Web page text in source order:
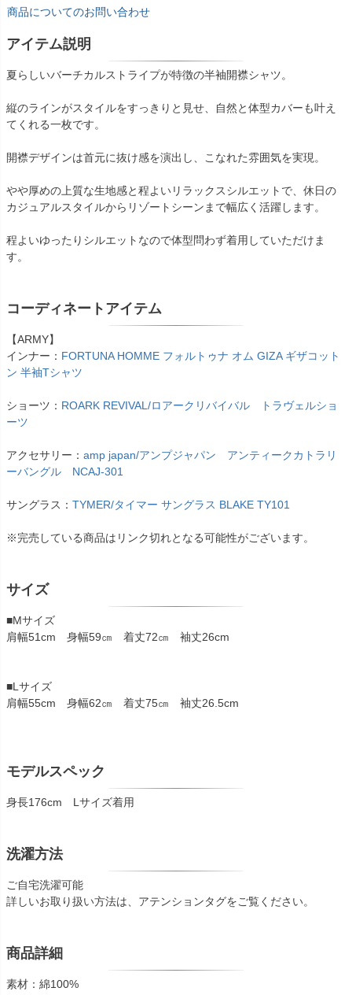
商品についてのお問い合わせ
アイテム説明
夏らしいバーチカルストライプが特徴の半袖開襟シャツ。
縦のラインがスタイルをすっきりと見せ、自然と体型カバーも叶え
てくれる一枚です。
開襟デザインは首元に抜け感を演出し、こなれた雰囲気を実現。
やや厚めの上質な生地感と程よいリラックスシルエットで、休日の
カジュアルスタイルからリゾートシーンまで幅広く活躍します。
程よいゆったりシルエットなので体型問わず着用していただけま
す。
コーディネートアイテム
【ARMY】
インナー： FORTUNA HOMME フォルトゥナ オム GIZA ギザコット
ン 半袖Tシャツ
ショーツ： ROARK REVIVAL/ロアークリバイバル トラヴェルショ
ーツ
アクセサリー： amp japan/アンプジャパン アンティークカトラリ
ーバングル NCAJ-301
サングラス： TYMER/タイマー サングラス BLAKE TY101
※完売している商品はリンク切れとなる可能性がございます。
サイズ
■Mサイズ
肩幅51cm 身幅59㎝ 着丈72㎝ 袖丈26cm
■Lサイズ
肩幅55cm 身幅62㎝ 着丈75㎝ 袖丈26.5cm
モデルスペック
身長176cm Lサイズ着用
洗濯方法
ご自宅洗濯可能
詳しいお取り扱い方法は、アテンションタグをご覧ください。
商品詳細
素材：綿100%